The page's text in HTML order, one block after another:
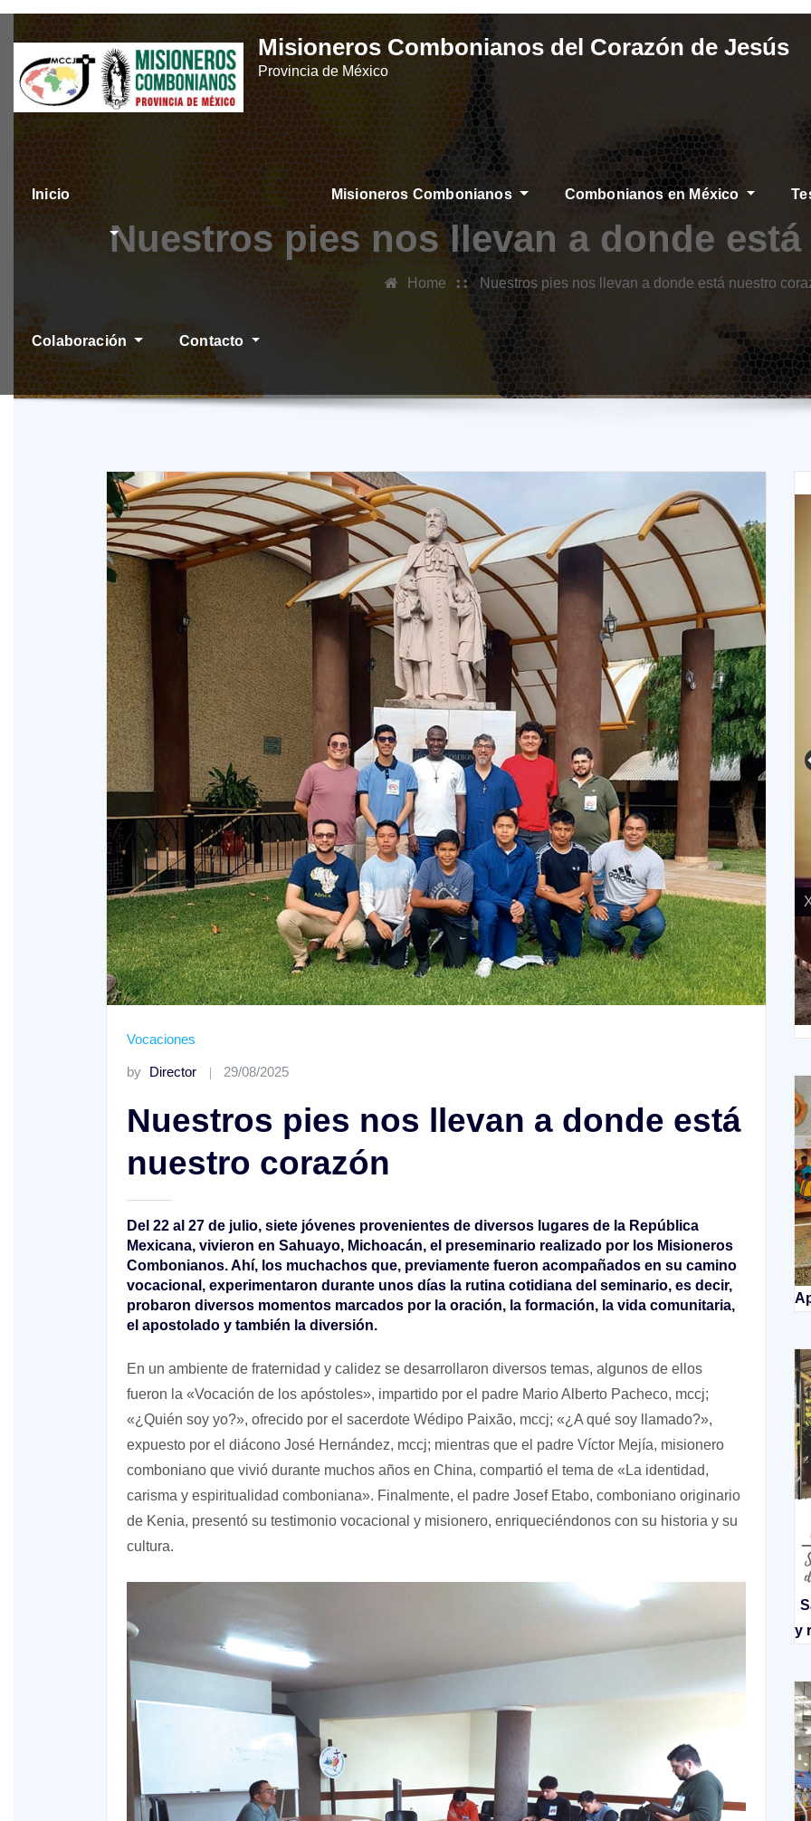
Skip
content
Misioneros Combonianos del Corazón de Jesús
Provincia de México
Inicio ÚLTIMAS NOTICIASMisioneros Combonianos Combonianos en México
Colaboración Contacto
Nuestros pies nos llevan a donde
Home Nuestros pies nos llevan a donde está nuestro
Vocaciones
by Director 29/08/2025
Nuestros pies nos llevan a donde está
nuestro corazón
Del 22 al 27 de julio, siete jóvenes provenientes de diversos lugares de la República
Mexicana, vivieron en Sahuayo, Michoacán, el preseminario realizado por los Misioneros
Combonianos. Ahí, los muchachos que, previamente fueron acompañados en su camino
vocacional, experimentaron durante unos días la rutina cotidiana del seminario, es decir,
probaron diversos momentos marcados por la oración, la formación, la vida comunitaria,
el apostolado y también la diversión.
En un ambiente de fraternidad y calidez se desarrollaron diversos temas, algunos de ellos
fueron la «Vocación de los apóstoles», impartido por el padre Mario Alberto Pacheco, mccj;
«¿Quién soy yo?», ofrecido por el sacerdote Wédipo Paixão, mccj; «¿A qué soy llamado?»,
expuesto por el diácono José Hernández, mccj; mientras que el padre Víctor Mejía, misionero
comboniano que vivió durante muchos años en China, compartió el tema de «La identidad,
carisma y espiritualidad comboniana». Finalmente, el padre Josef Etabo, comboniano originario
de Kenia, presentó su testimonio vocacional y misionero, enriqueciéndonos con su historia y su
cultura.
XV Domingo ordinario. Año A
XIV Domingo ordinario. Año A
y